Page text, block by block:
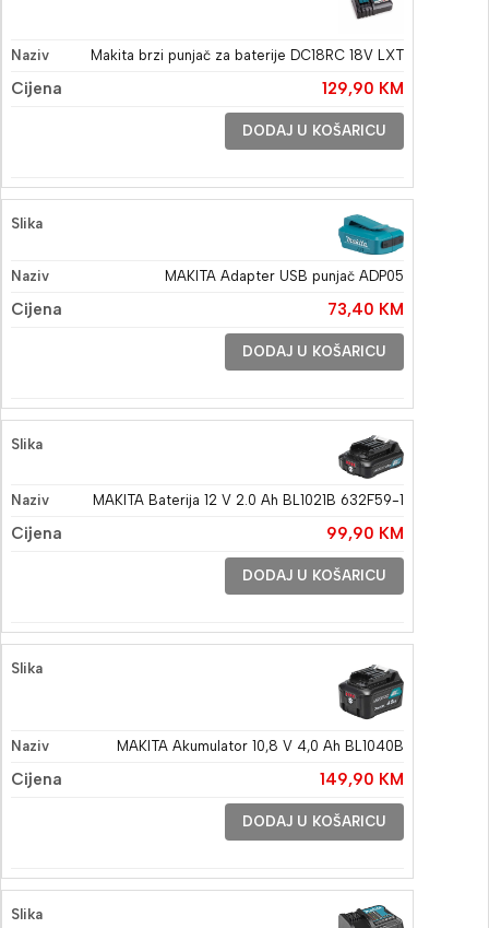
Makita brzi punjač za baterije DC18RC 18V LXT
129,90 KM
DODAJ U KOŠARICU
MAKITA Adapter USB punjač ADP05
73,40 KM
DODAJ U KOŠARICU
MAKITA Baterija 12 V 2.0 Ah BL1021B 632F59-1
99,90 KM
DODAJ U KOŠARICU
MAKITA Akumulator 10,8 V 4,0 Ah BL1040B
149,90 KM
DODAJ U KOŠARICU